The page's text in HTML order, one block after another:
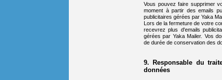
Vous pouvez faire supprimer
moment à partir des emails
publicitaires gérées par Yaka
Lors de la fermeture de votre
recevrez plus d'emails
gérées par Yaka Mailer. Vos
de durée de conservation des
9. Responsable du
données